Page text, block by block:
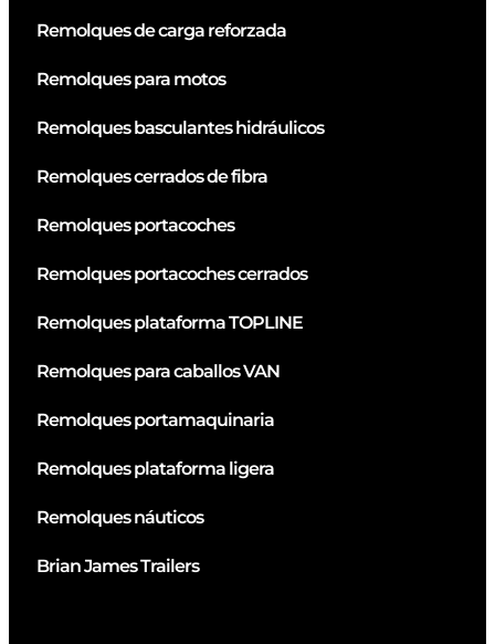
Remolques de carga reforzada
Remolques para motos
Remolques basculantes hidráulicos
Remolques cerrados de fibra
Remolques portacoches
Remolques portacoches cerrados
Remolques plataforma TOPLINE
Remolques para caballos VAN
Remolques portamaquinaria
Remolques plataforma ligera
Remolques náuticos
Brian James Trailers